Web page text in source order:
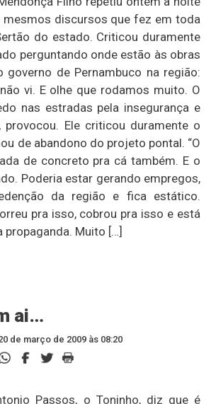
mesmos discursos que fez em toda
do estado. Criticou duramente
perguntando onde estão às obras
governo de Pernambuco na região:
vi. E olhe que rodamos muito. O
nas estradas pela insegurança e
provocou. Ele criticou duramente o
de abandono do projeto pontal. “O
de concreto pra cá também. E o
Poderia estar gerando empregos,
da região e fica estático.
pra isso, cobrou pra isso e está
propaganda. Muito […]
ai…
de março de 2009 às 08:20
Passos, o Toninho, diz que é